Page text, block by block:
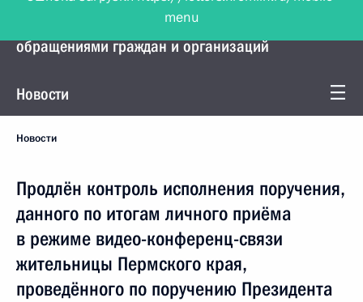
Управление Президента по работе с
обращениями граждан и организаций
Новости
Новости
Продлён контроль исполнения поручения,
данного по итогам личного приёма
в режиме видео-конференц-связи
жительницы Пермского края,
проведённого по поручению Президента
menu